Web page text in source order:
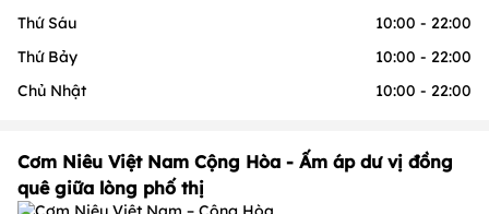
Thứ Sáu
10:00 - 22:00
Thứ Bảy
10:00 - 22:00
Chủ Nhật
10:00 - 22:00
Cơm Niêu Việt Nam Cộng Hòa - Ấm áp dư vị đồng
quê giữa lòng phố thị